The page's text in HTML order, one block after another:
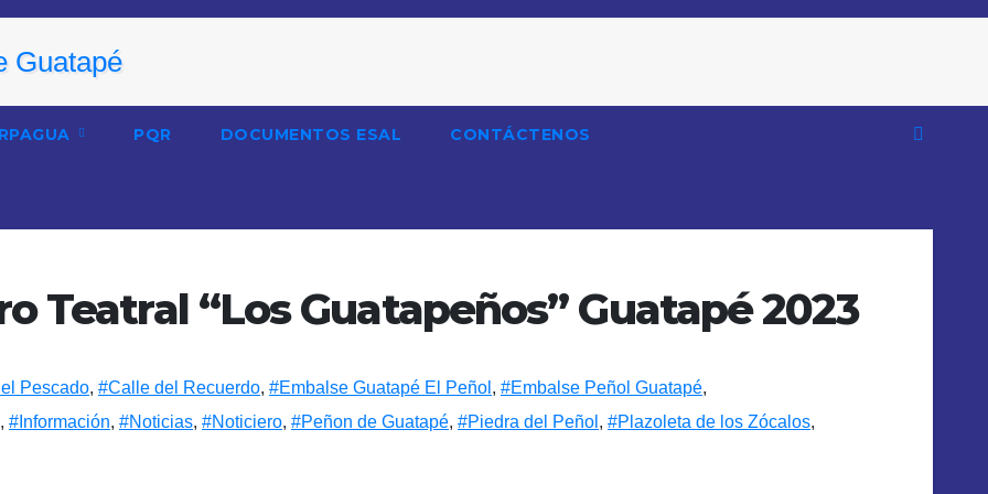
PQR DOCUMENTOS ESAL CONTÁCTENOS
Teatral “Los Guatapeños” Guatapé 2023
Pescado, #Calle del Recuerdo, #Embalse Guatapé El Peñol , #Embalse Peñol Guatapé,
, #Información, #Noticias, #Noticiero, #Peñon de Guatapé, #Piedra del Peñol , #Plazoleta de los Zócalos,